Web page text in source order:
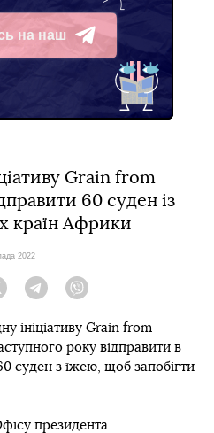
на наш
Grain from
60 суден із
країн Африки
2022
Twitter Telegram
ініціативу Grain from
року відправити в
суден з їжею, щоб запобігти
президента.